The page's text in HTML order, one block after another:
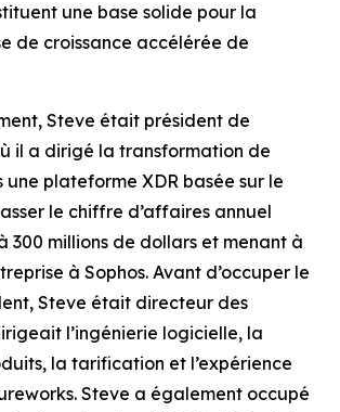
une base solide pour la
de croissance accélérée de
Steve était président de
il a dirigé la transformation de
une plateforme XDR basée sur le
le chiffre d’affaires annuel
300 millions de dollars et menant à
à Sophos. Avant d’occuper le
Steve était directeur des
l’ingénierie logicielle, la
la tarification et l’expérience
Steve a également occupé